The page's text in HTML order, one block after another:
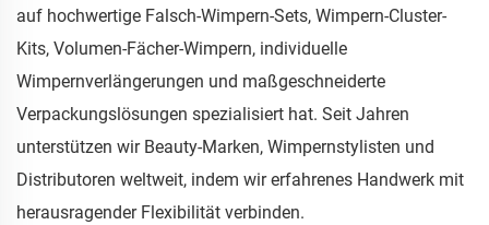
auf hochwertige Falsch-Wimpern-Sets, Wimpern-Cluster-
Kits, Volumen-Fächer-Wimpern, individuelle
Wimpernverlängerungen und maßgeschneiderte
Verpackungslösungen spezialisiert hat. Seit Jahren
unterstützen wir Beauty-Marken, Wimpernstylisten und
Distributoren weltweit, indem wir erfahrenes Handwerk mit
herausragender Flexibilität verbinden.